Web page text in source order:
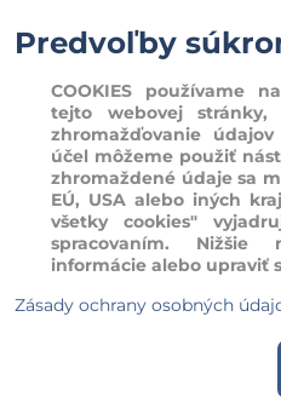
Predvoľby
COOKIES používame
tejto webovej
zhromažďovanie
účel môžeme použiť
zhromaždené údaje sa
EÚ, USA alebo iných
všetky cookies"
spracovaním. Nižšie
informácie alebo upraviť
Zásady ochrany osobných